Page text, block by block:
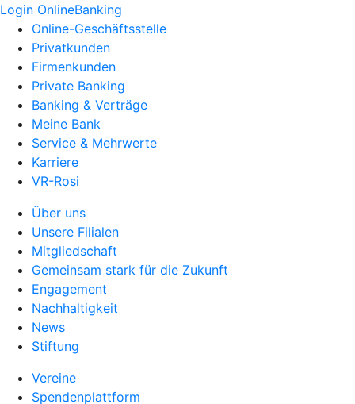
Login OnlineBanking
Online-Geschäftsstelle
Privatkunden
Firmenkunden
Private Banking
Banking & Verträge
Meine Bank
Service & Mehrwerte
Karriere
VR-Rosi
Über uns
Unsere Filialen
Mitgliedschaft
Gemeinsam stark für die Zukunft
Engagement
Nachhaltigkeit
News
Stiftung
Vereine
Spendenplattform